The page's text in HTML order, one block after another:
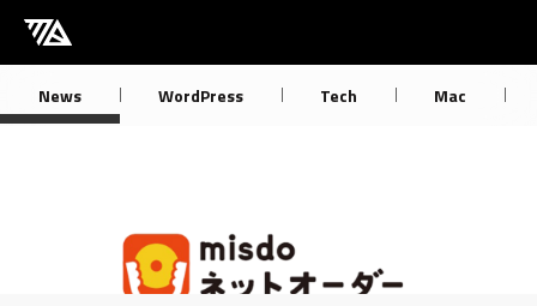
[M] mbdb [モバデビ]
News WordPress Tech Mac